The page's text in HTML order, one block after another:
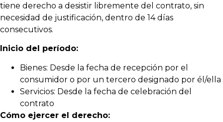
tiene derecho a desistir libremente del contrato, sin
necesidad de justificación, dentro de 14 días
consecutivos.
Inicio del período:
Bienes: Desde la fecha de recepción por el
consumidor o por un tercero designado por él/ella
Servicios: Desde la fecha de celebración del
contrato
Cómo ejercer el derecho: